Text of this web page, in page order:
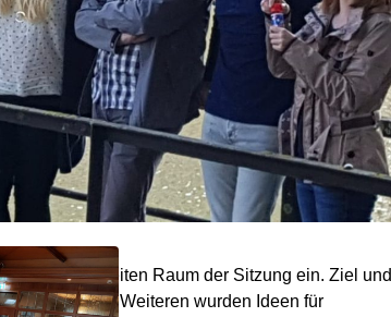
einen breiten Raum der Sitzung ein. Ziel und
Des Weiteren wurden Ideen für